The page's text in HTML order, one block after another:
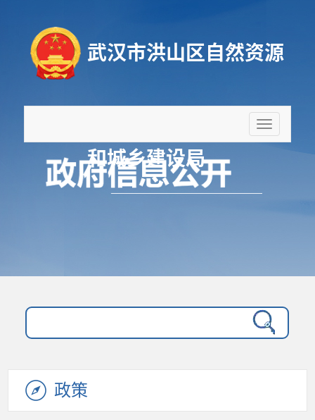
武汉市洪山区自然资源
和城乡建设局
折
叠
政策